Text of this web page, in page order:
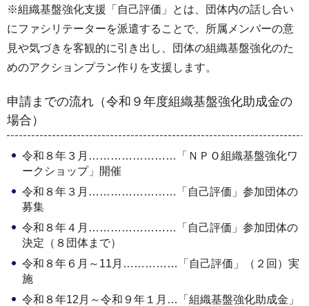
※組織基盤強化支援「自己評価」とは、団体内の話し合い
にファシリテーターを派遣することで、所属メンバーの意
見や気づきを客観的に引き出し、団体の組織基盤強化のた
めのアクションプラン作りを支援します。
申請までの流れ（令和９年度組織基盤強化助成金の
場合）
令和８年３月……………………「ＮＰＯ組織基盤強化ワ
ークショップ」開催
令和８年３月……………………「自己評価」参加団体の
募集
令和８年４月……………………「自己評価」参加団体の
決定（８団体まで）
令和８年６月～11月……………「自己評価」（２回）実
施
令和８年12月～令和９年１月…「組織基盤強化助成金」